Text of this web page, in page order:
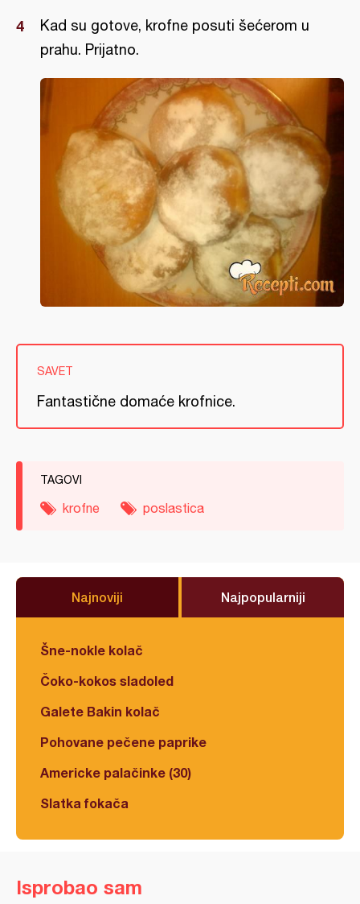
Kad su gotove, krofne posuti šećerom u
prahu. Prijatno.
SAVET
Fantastične domaće krofnice.
TAGOVI
krofne poslastica
Najnoviji Najpopularniji
Šne-nokle kolač
Čoko-kokos sladoled
Galete Bakin kolač
Pohovane pečene paprike
Americke palačinke (30)
Slatka fokača
Isprobao sam